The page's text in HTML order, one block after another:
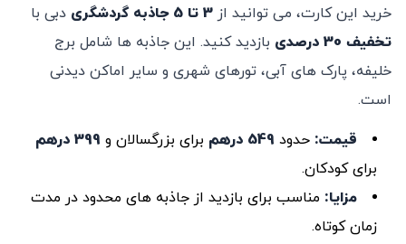
خرید این کارت، می‌ توانید از 3 تا 5 جاذبه گردشگری
دبی با
تخفیف 30 درصدی
بازدید کنید. این جاذبه‌ ها شامل برج
خلیفه، پارک ‌های آبی، تورهای شهری و سایر اماکن دیدنی
است.
قیمت: حدود 549 درهم برای بزرگسالان و 399 درهم
برای کودکان.
مزایا: مناسب برای بازدید از جاذبه ‌های محدود در مدت
زمان کوتاه.